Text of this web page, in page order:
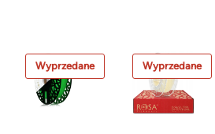
Wyprzedane Wyprzedane